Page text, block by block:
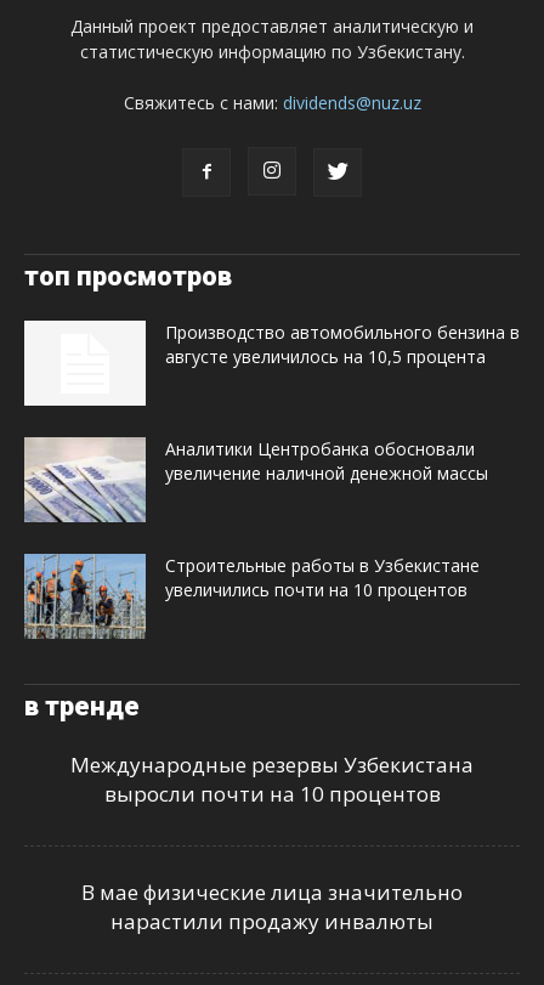
Данный проект предоставляет аналитическую и
статистическую информацию по Узбекистану.
Свяжитесь с нами: dividends@nuz.uz
топ просмотров
Производство автомобильного бензина в
августе увеличилось на 10,5 процента
Аналитики Центробанка обосновали
увеличение наличной денежной массы
Строительные работы в Узбекистане
увеличились почти на 10 процентов
в тренде
Международные резервы Узбекистана
выросли почти на 10 процентов
В мае физические лица значительно
нарастили продажу инвалюты